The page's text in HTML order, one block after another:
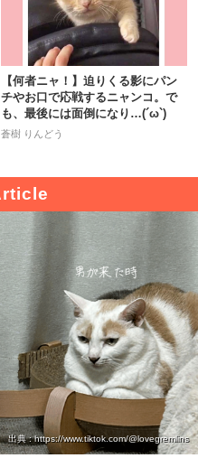
【何者ニャ！】迫りくる影にパン
チやお口で応戦するニャンコ。で
も、最後には面倒になり…(´ω`)
蒼樹 りんどう
出典 : https://www.tiktok.com/@lovegremlins